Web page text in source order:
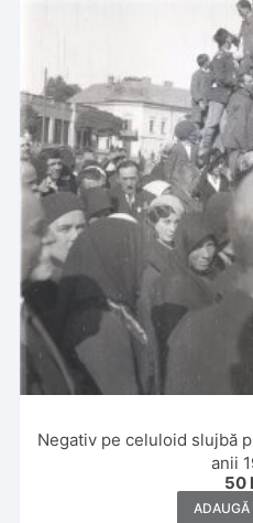
Negativ pe celuloid slujbă
anii
50
ADAUGĂ